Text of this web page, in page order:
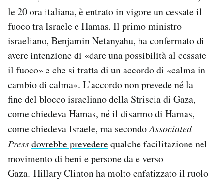
SHOP
AREA PERSONALE
Area Personale
Newsletter
Notifiche mobile
Regala il Post
le 20 ora italiana, è entrato in vigore un cessate il
fuoco tra Israele e Hamas. Il primo ministro
israeliano, Benjamin Netanyahu, ha confermato di
avere intenzione di «dare una possibilità al cessate
il fuoco» e che si tratta di un accordo di «calma in
cambio di calma». L’accordo non prevede né la
fine del blocco israeliano della Striscia di Gaza,
come chiedeva Hamas, né il disarmo di Hamas,
come chiedeva Israele, ma secondoAssociated
Pressdovrebbe prevederequalche facilitazione nel
movimento di beni e persone da e verso
Gaza. Hillary Clinton ha molto enfatizzato il ruolo